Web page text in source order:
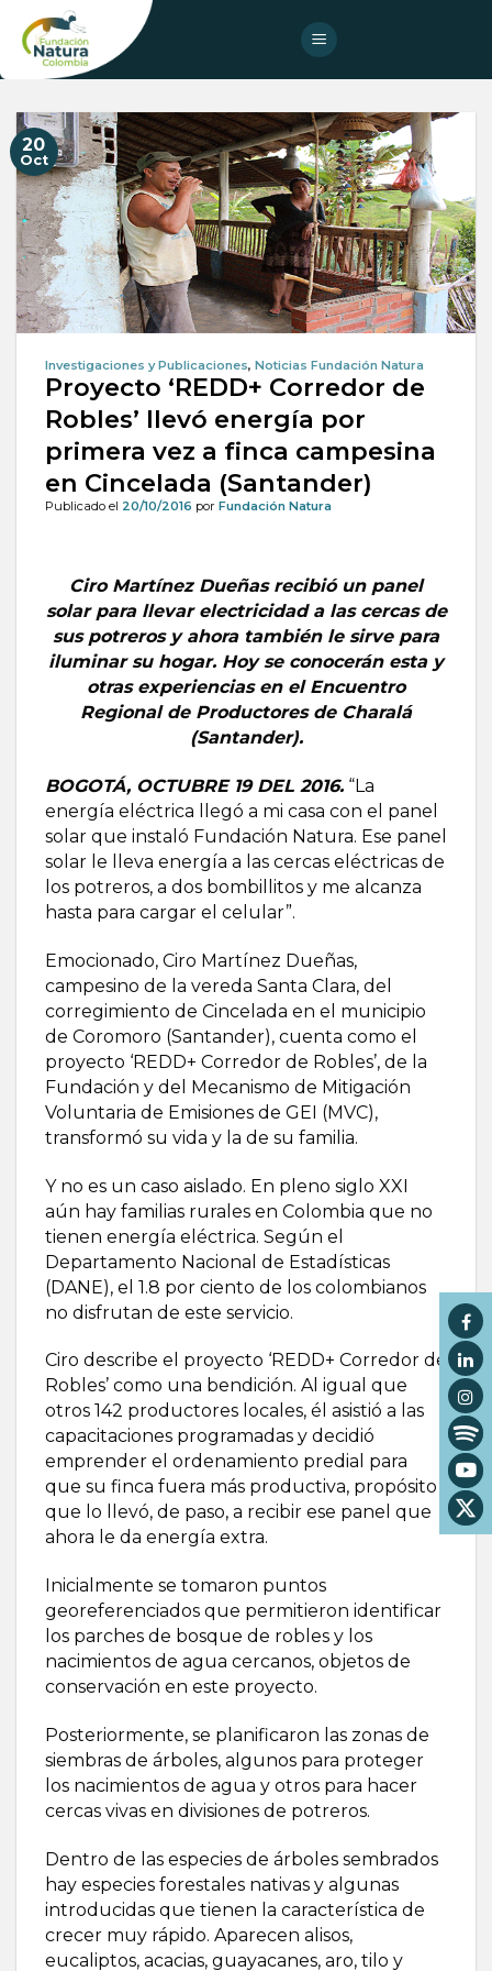
content
20
Oct
Investigaciones y Publicaciones, Noticias Fundación Natura
Proyecto ‘REDD+ Corredor de
Robles’ llevó energía por
primera vez a finca campesina
en Cincelada (Santander)
Publicado el 20/10/2016 por Fundación Natura
Ciro Martínez Dueñas recibió un panel
solar para llevar electricidad a las cercas de
sus potreros y ahora también le sirve para
iluminar su hogar. Hoy se conocerán esta y
otras experiencias en el Encuentro
Regional de Productores de Charalá
(Santander).
BOGOTÁ, OCTUBRE 19 DEL 2016.“La
energía eléctrica llegó a mi casa con el panel
solar que instaló Fundación Natura. Ese panel
solar le lleva energía a las cercas eléctricas de
los potreros, a dos bombillitos y me alcanza
hasta para cargar el celular”.
Emocionado, Ciro Martínez Dueñas,
campesino de la vereda Santa Clara, del
corregimiento de Cincelada en el municipio
de Coromoro (Santander), cuenta como el
proyecto ‘REDD+ Corredor de Robles’, de la
Fundación y del Mecanismo de Mitigación
Voluntaria de Emisiones de GEI (MVC),
transformó su vida y la de su familia.
Y no es un caso aislado. En pleno siglo XXI
aún hay familias rurales en Colombia que no
tienen energía eléctrica. Según el
Departamento Nacional de Estadísticas
(DANE), el 1.8 por ciento de los colombianos
no disfrutan de este servicio.
Ciro describe el proyecto ‘REDD+ Corredor de
Robles’ como una bendición. Al igual que
otros 142 productores locales, él asistió a las
capacitaciones programadas y decidió
emprender el ordenamiento predial para
que su finca fuera más productiva, propósito
que lo llevó, de paso, a recibir ese panel que
ahora le da energía extra.
Inicialmente se tomaron puntos
georeferenciados que permitieron identificar
los parches de bosque de robles y los
nacimientos de agua cercanos, objetos de
conservación en este proyecto.
Posteriormente, se planificaron las zonas de
siembras de árboles, algunos para proteger
los nacimientos de agua y otros para hacer
cercas vivas en divisiones de potreros.
Dentro de las especies de árboles sembrados
hay especies forestales nativas y algunas
introducidas que tienen la característica de
crecer muy rápido. Aparecen alisos,
eucaliptos, acacias, guayacanes, aro, tilo y